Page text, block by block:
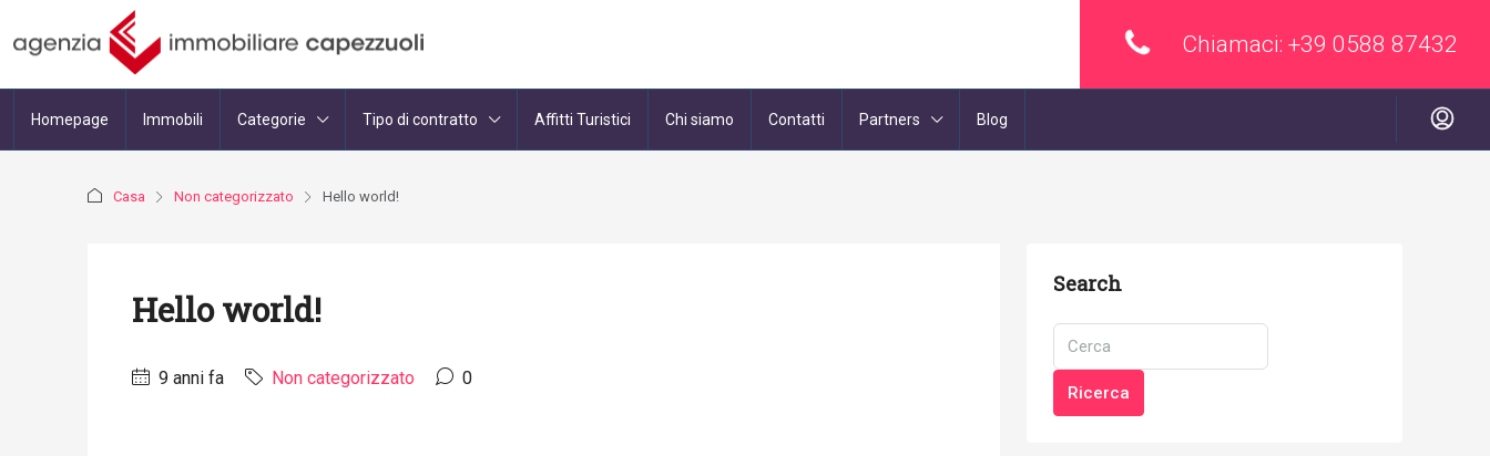
Chiamaci: +39 0588 87432
Homepage Immobili Categorie Tipo di contratto Affitti Turistici Chi siamo Contatti Partners Blog
Casa Non categorizzato Hello world!
Hello world!
9 anni fa Non categorizzato 0
Search
Ricerca